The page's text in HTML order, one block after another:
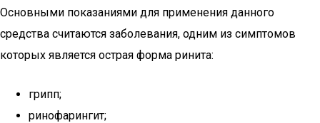
Основными показаниями для применения данного
средства считаются заболевания, одним из симптомов
которых является острая форма ринита:
грипп;
ринофарингит;